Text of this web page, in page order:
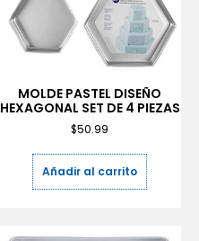
MOLDE PASTEL DISEÑO
HEXAGONAL SET DE 4 PIEZAS
$50.99
Añadir al carrito